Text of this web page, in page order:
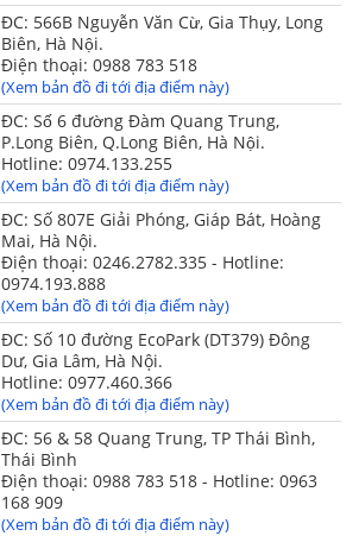
ĐC: 566B Nguyễn Văn Cừ, Gia Thụy, Long
Biên, Hà Nội.
Điện thoại: 0988 783 518
(Xem bản đồ đi tới địa điểm này)
ĐC: Số 6 đường Đàm Quang Trung,
P.Long Biên, Q.Long Biên, Hà Nội.
Hotline: 0974.133.255
(Xem bản đồ đi tới địa điểm này)
ĐC: Số 807E Giải Phóng, Giáp Bát, Hoàng
Mai, Hà Nội.
Điện thoại: 0246.2782.335 - Hotline:
0974.193.888
(Xem bản đồ đi tới địa điểm này)
ĐC: Số 10 đường EcoPark (DT379) Đông
Dư, Gia Lâm, Hà Nội.
Hotline: 0977.460.366
(Xem bản đồ đi tới địa điểm này)
ĐC: 56 & 58 Quang Trung, TP Thái Bình,
Thái Bình
Điện thoại: 0988 783 518 - Hotline: 0963
168 909
(Xem bản đồ đi tới địa điểm này)